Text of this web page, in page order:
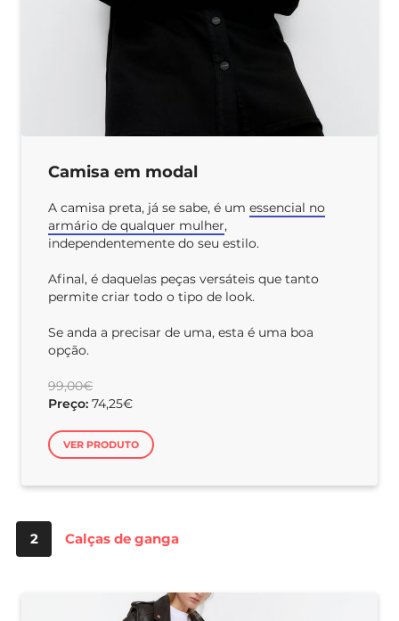
Camisa em modal
A camisa preta, já se sabe, é um essencial no
armário de qualquer mulher,
independentemente do seu estilo.
Afinal, é daquelas peças versáteis que tanto
permite criar todo o tipo de look.
Se anda a precisar de uma, esta é uma boa
opção.
99,00€
Preço: 74,25€
VER PRODUTO
2 Calças de ganga